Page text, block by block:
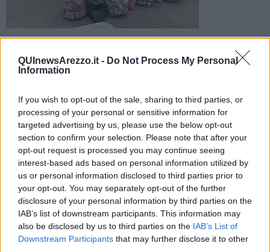
QUInewsArezzo.it - Do Not Process My Personal
Information
If you wish to opt-out of the sale, sharing to third parties, or
processing of your personal or sensitive information for
targeted advertising by us, please use the below opt-out
section to confirm your selection. Please note that after your
opt-out request is processed you may continue seeing
interest-based ads based on personal information utilized by
us or personal information disclosed to third parties prior to
your opt-out. You may separately opt-out of the further
disclosure of your personal information by third parties on the
IAB’s list of downstream participants. This information may
also be disclosed by us to third parties on the IAB’s List of
Downstream Participants that may further disclose it to other
Buoni risultati dalla passeggiata ecologia di Fare Verde Etruria
nell'area adiacente al Liceo Artistico. Prossima tappa Villa
Severi
AREZZO —Sabato scorso si è svolta lapasseggiata ecologica
organizzata da Fare Verde Etrurianella zona adiacente al Liceo
artistico di Arezzo, la seconda tappa di una serie di iniziative per
riqualificare gli spazi verdi della città , messe in calendario per i
mesi di agosto e settembre.
È stata una giornata particolare per la quantità di materiale
raccolto,quasi 15 kg di sporciziain meno nel verde cittadino e
per la partecipazione di molti ragazzi all’iniziativa.